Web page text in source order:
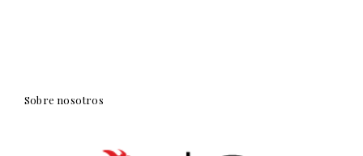
Sobre nosotros